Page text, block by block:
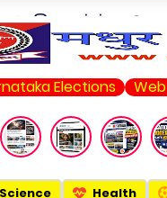
🔬राशिफल, पंचांग
Web Series
Science Health